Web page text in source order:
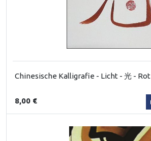
Chinesische Kalligrafie - Licht - 光 - Rot
8,00 €